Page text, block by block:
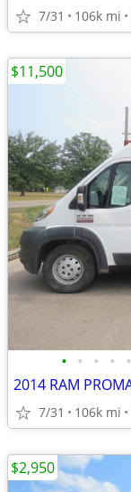
7/31 106k mi
• • • • •
7/31 106k mi
$11,500
$2,950